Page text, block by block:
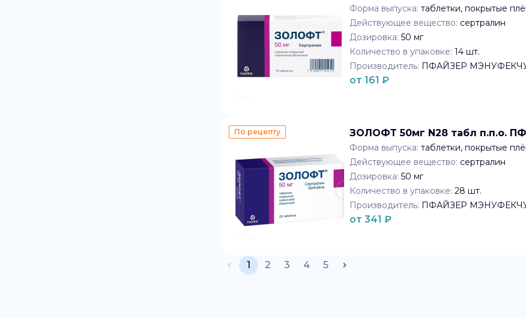
Форма выпуска: таблетки, покрытые
Действующее вещество: сертралин
Дозировка: 50 мг
Количество в упаковке: 14 шт.
Производитель: ПФАЙЗЕР
от 161 ₽
По рецепту ЗОЛОФТ 50мг N28 табл п.п.о.
Форма выпуска: таблетки, покрытые
Действующее вещество: сертралин
Дозировка: 50 мг
Количество в упаковке: 28 шт.
Производитель: ПФАЙЗЕР
от 341 ₽
1 2 3 4 5